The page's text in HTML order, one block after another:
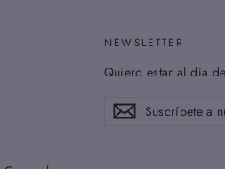
NEWSLETTER
Quiero estar al día
SuscríbeteSuscribir